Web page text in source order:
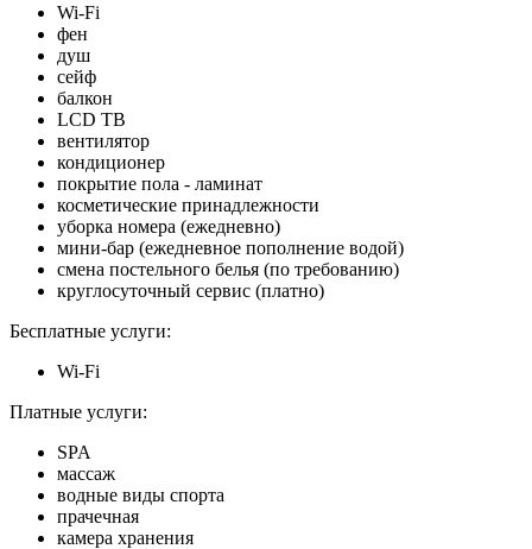
Wi-Fi
фен
душ
сейф
балкон
LCD ТВ
вентилятор
кондиционер
покрытие пола - ламинат
косметические принадлежности
уборка номера (ежедневно)
мини-бар (ежедневное пополнение водой)
смена постельного белья (по требованию)
круглосуточный сервис (платно)
Бесплатные услуги:
Wi-Fi
Платные услуги:
SPA
массаж
водные виды спорта
прачечная
камера хранения